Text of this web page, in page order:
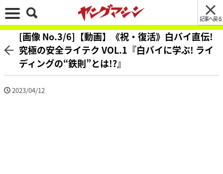
記事へ戻る
[画像 No.3/6]【動画】《祝・復活》白バイ直伝!
究極の安全ライテク VOL.1『白バイに学ぶ! ライ
ディングの“鉄則”とは!?』
2023/04/12